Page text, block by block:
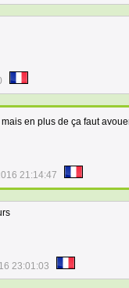
mais en plus de ça faut
21:14:47
23:01:03